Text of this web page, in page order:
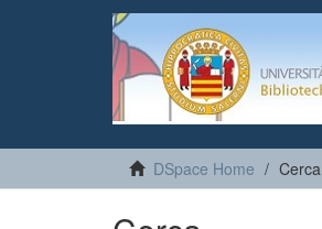
DSpace Home Cerca